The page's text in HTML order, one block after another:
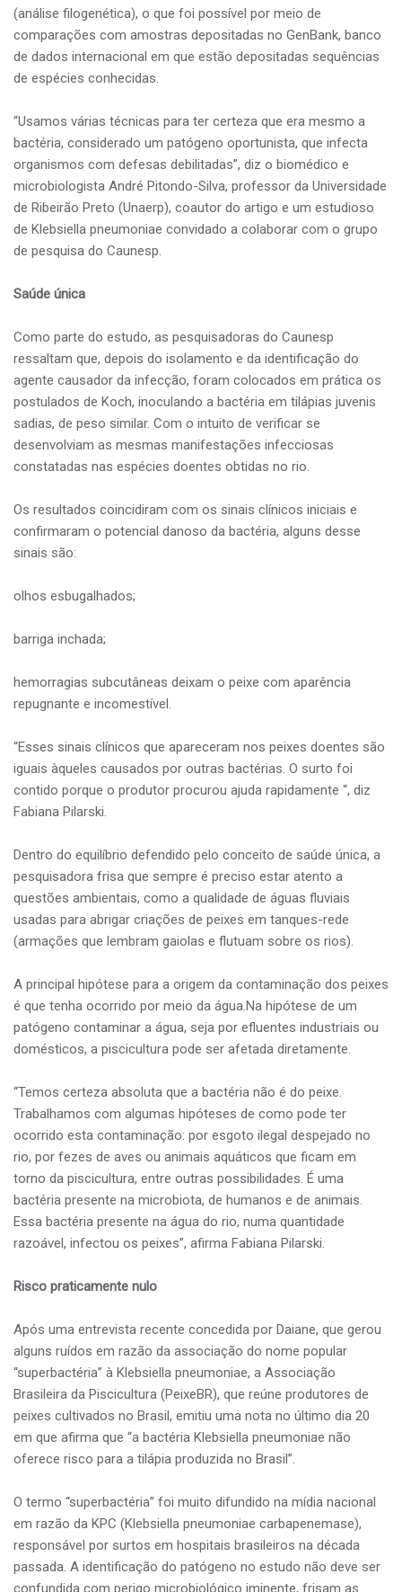
(análise filogenética), o que foi possível por meio de
comparações com amostras depositadas no GenBank, banco
de dados internacional em que estão depositadas sequências
de espécies conhecidas.
“Usamos várias técnicas para ter certeza que era mesmo a
bactéria, considerado um patógeno oportunista, que infecta
organismos com defesas debilitadas”, diz o biomédico e
microbiologista André Pitondo-Silva, professor da Universidade
de Ribeirão Preto (Unaerp), coautor do artigo e um estudioso
de Klebsiella pneumoniae convidado a colaborar com o grupo
de pesquisa do Caunesp.
Saúde única
Como parte do estudo, as pesquisadoras do Caunesp
ressaltam que, depois do isolamento e da identificação do
agente causador da infecção, foram colocados em prática os
postulados de Koch, inoculando a bactéria em tilápias juvenis
sadias, de peso similar. Com o intuito de verificar se
desenvolviam as mesmas manifestações infecciosas
constatadas nas espécies doentes obtidas no rio.
Os resultados coincidiram com os sinais clínicos iniciais e
confirmaram o potencial danoso da bactéria, alguns desse
sinais são:
olhos esbugalhados;
barriga inchada;
hemorragias subcutâneas deixam o peixe com aparência
repugnante e incomestível.
“Esses sinais clínicos que apareceram nos peixes doentes são
iguais àqueles causados por outras bactérias. O surto foi
contido porque o produtor procurou ajuda rapidamente “, diz
Fabiana Pilarski.
Dentro do equilíbrio defendido pelo conceito de saúde única, a
pesquisadora frisa que sempre é preciso estar atento a
questões ambientais, como a qualidade de águas fluviais
usadas para abrigar criações de peixes em tanques-rede
(armações que lembram gaiolas e flutuam sobre os rios).
A principal hipótese para a origem da contaminação dos peixes
é que tenha ocorrido por meio da água.Na hipótese de um
patógeno contaminar a água, seja por efluentes industriais ou
domésticos, a piscicultura pode ser afetada diretamente.
“Temos certeza absoluta que a bactéria não é do peixe.
Trabalhamos com algumas hipóteses de como pode ter
ocorrido esta contaminação: por esgoto ilegal despejado no
rio, por fezes de aves ou animais aquáticos que ficam em
torno da piscicultura, entre outras possibilidades. É uma
bactéria presente na microbiota, de humanos e de animais.
Essa bactéria presente na água do rio, numa quantidade
razoável, infectou os peixes”, afirma Fabiana Pilarski.
Risco praticamente nulo
Após uma entrevista recente concedida por Daiane, que gerou
alguns ruídos em razão da associação do nome popular
“superbactéria” à Klebsiella pneumoniae, a Associação
Brasileira da Piscicultura (PeixeBR), que reúne produtores de
peixes cultivados no Brasil, emitiu uma nota no último dia 20
em que afirma que “a bactéria Klebsiella pneumoniae não
oferece risco para a tilápia produzida no Brasil”.
O termo “superbactéria” foi muito difundido na mídia nacional
em razão da KPC (Klebsiella pneumoniae carbapenemase),
responsável por surtos em hospitais brasileiros na década
passada. A identificação do patógeno no estudo não deve ser
confundida com perigo microbiológico iminente, frisam as